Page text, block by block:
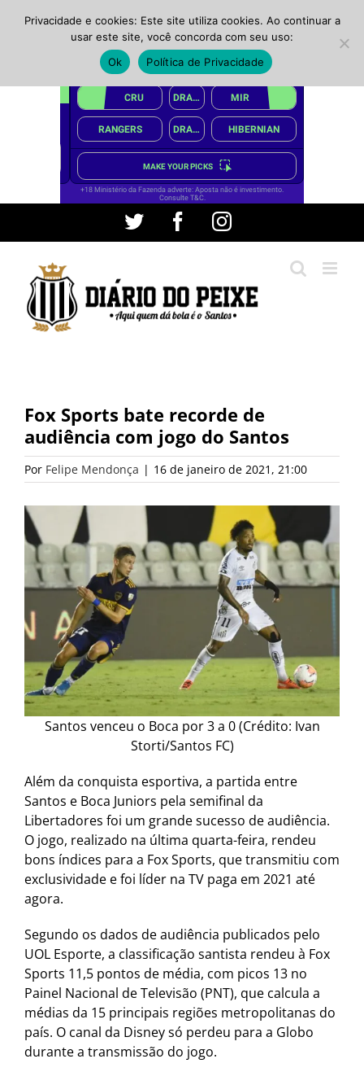
conteúdo
Twitter FacebookInstagram
Fox Sports bate recorde de
audiência com jogo do Santos
Por Felipe Mendonça | 16 de janeiro de 2021, 21:00
Santos venceu o Boca por 3 a 0 (Crédito: Ivan
Storti/Santos FC)
Além da conquista esportiva, a partida entre
Santos e Boca Juniors pela semifinal da
Libertadores foi um grande sucesso de audiência.
O jogo, realizado na última quarta-feira, rendeu
bons índices para a Fox Sports, que transmitiu com
exclusividade e foi líder na TV paga em 2021 até
agora.
Segundo os dados de audiência publicados pelo
UOL Esporte, a classificação santista rendeu à Fox
Sports 11,5 pontos de média, com picos 13 no
Painel Nacional de Televisão (PNT), que calcula a
médias da 15 principais regiões metropolitanas do
país. O canal da Disney só perdeu para a Globo
durante a transmissão do jogo.
Privacidade e cookies: Este site utiliza cookies. Ao continuar a
usar este site, você concorda com seu uso:
Ok
Política de Privacidade